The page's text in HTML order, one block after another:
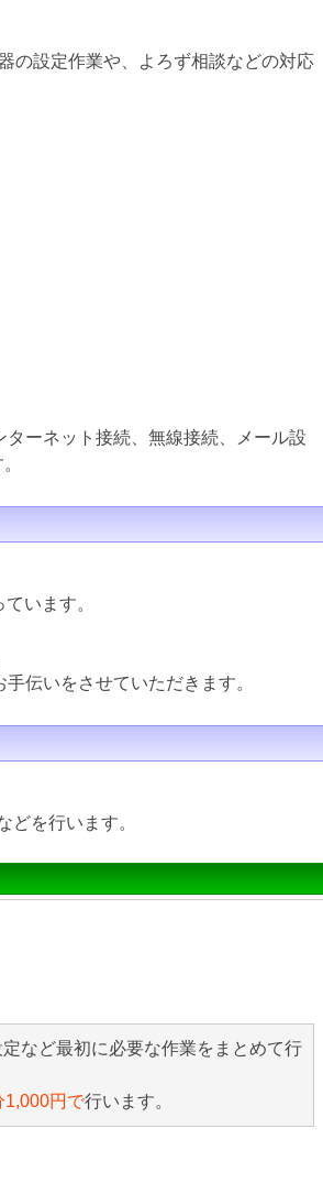
の設定作業や、よろず相談などの対応
ーネット接続、無線接続、メール設
います。
伝いをさせていただきます。
どを行います。
など最初に必要な作業をまとめて行
1,000円で行います。